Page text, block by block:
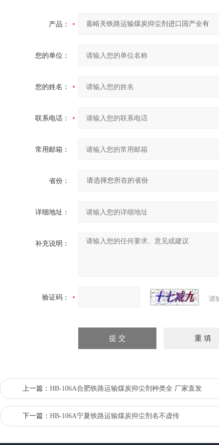
产品：
您的单位：
您的姓名：
联系电话：
常用邮箱：
省份：
详细地址：
补充说明：
验证码： 请
上一篇： HB-106A合肥铁路运输煤炭抑尘剂种类全 厂家直发
下一篇： HB-106A宁夏铁路运输煤炭抑尘剂名不虚传